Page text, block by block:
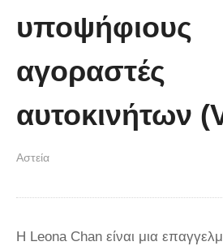
Απολαυστικοί Μέριλ
άλλον
υποψήφιους
αγοραστές
αυτοκινήτων
Αστεία
Η Leona Chan είναι μια